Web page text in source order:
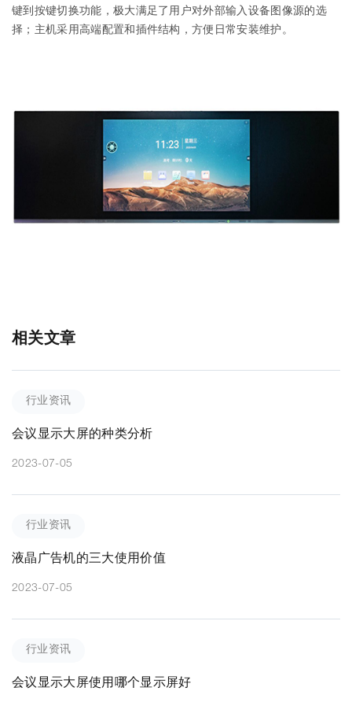
键到按键切换功能，极大满足了用户对外部输入设备图像源的选
择；主机采用高端配置和插件结构，方便日常安装维护。
相关文章
行业资讯
会议显示大屏的种类分析
2023-07-05
行业资讯
液晶广告机的三大使用价值
2023-07-05
行业资讯
会议显示大屏使用哪个显示屏好